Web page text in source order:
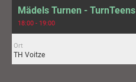
Mädels Turnen - TurnTeens
18:00 - 19:00
Ort
TH Voitze